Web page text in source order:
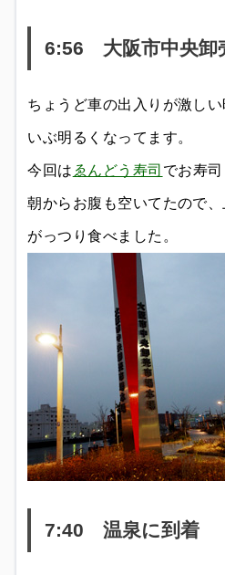
6:56 大阪市中央卸
ちょうど車の出入りが激し
いぶ明るくなってます。
今回は ゑんどう寿司 でお寿司
朝からお腹も空いてたので
がっつり食べました。
7:40 温泉に到着